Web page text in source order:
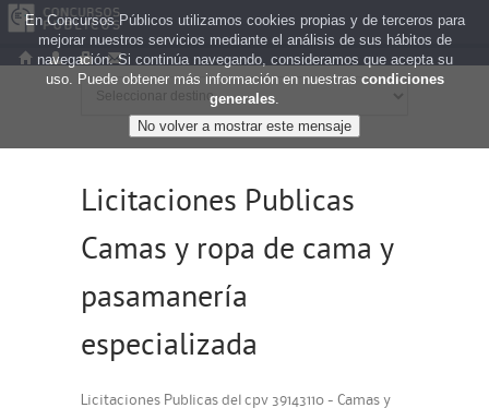
Licitaciones Publicas
Camas y ropa de cama y
pasamanería
especializada
Licitaciones Publicas del cpv 39143110 - Camas y
En Concursos Públicos utilizamos cookies propias y de terceros para
mejorar nuestros servicios mediante el análisis de sus hábitos de
navegación. Si continúa navegando, consideramos que acepta su
uso. Puede obtener más información en nuestras condiciones
generales.